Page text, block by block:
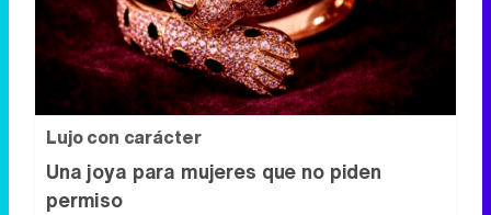
Lujo con carácter
Una joya para mujeres que no piden
permiso